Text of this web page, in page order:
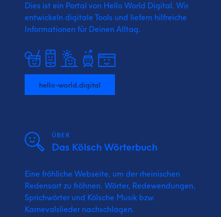
Dies ist ein Portal von Hello World Digital. Wir
entwickeln digitale Tools und liefern hilfreiche
Informationen für Deinen Alltag.
hello-world.digital
ÜBER
Das Kölsch Wörterbuch
Eine fröhliche Webseite, um der rheinischen
Redensart zu fröhnen. Wörter, Redewendungen,
Sprichwörter und Kölsche Musik bzw.
Karnevalslieder nachschlagen.